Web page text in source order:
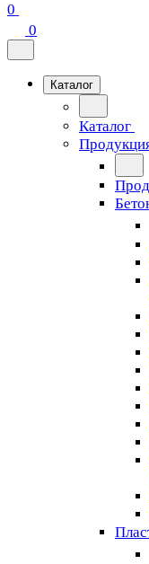
0
0
Каталог
Каталог